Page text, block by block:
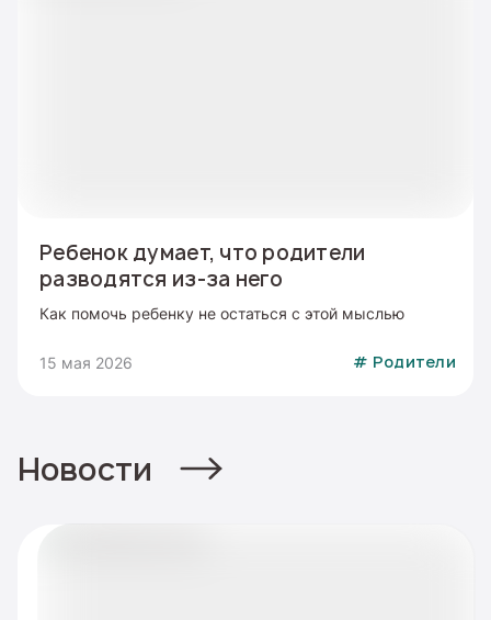
Ребенок думает, что родители
разводятся из-за него
Как помочь ребенку не остаться с этой мыслью
15 мая 2026 # Родители
Новости